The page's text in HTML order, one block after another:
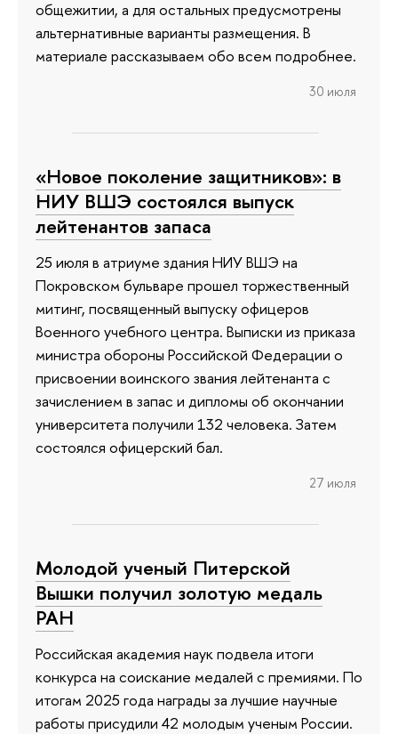
общежитии, а для остальных предусмотрены
альтернативные варианты размещения. В
материале рассказываем обо всем подробнее.
30 июля
«Новое поколение защитников»: в
НИУ ВШЭ состоялся выпуск
лейтенантов запаса
25 июля в атриуме здания НИУ ВШЭ на
Покровском бульваре прошел торжественный
митинг, посвященный выпуску офицеров
Военного учебного центра. Выписки из приказа
министра обороны Российской Федерации о
присвоении воинского звания лейтенанта с
зачислением в запас и дипломы об окончании
университета получили 132 человека. Затем
состоялся офицерский бал.
27 июля
Молодой ученый Питерской
Вышки получил золотую медаль
РАН
Российская академия наук подвела итоги
конкурса на соискание медалей с премиями. По
итогам 2025 года награды за лучшие научные
работы присудили 42 молодым ученым России.